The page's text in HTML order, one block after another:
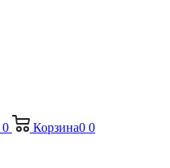
0 Корзина0 0